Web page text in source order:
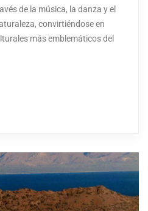
de la música, la danza y el
convirtiéndose en
más emblemáticos del